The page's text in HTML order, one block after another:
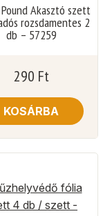
Akasztó szett
rozsdamentes 2
db – 57259
290 Ft
KOSÁRBA